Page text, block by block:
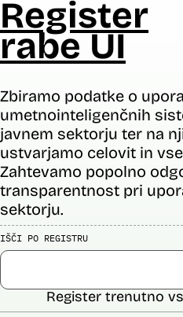
Register
rabe UI
Zbiramo podatke o
umetnointeligenčnih
javnem sektorju ter na
ustvarjamo celovit in
Zahtevamo popolno
transparentnost pri
sektorju.
IŠČI PO REGISTRU
Register trenutno